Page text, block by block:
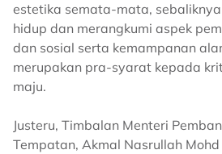
estetika semata-mata,
hidup dan merangkumi aspek
dan sosial serta kemampanan
merupakan pra-syarat kepada
maju.
Justeru, Timbalan Menteri
Tempatan, Akmal Nasrullah